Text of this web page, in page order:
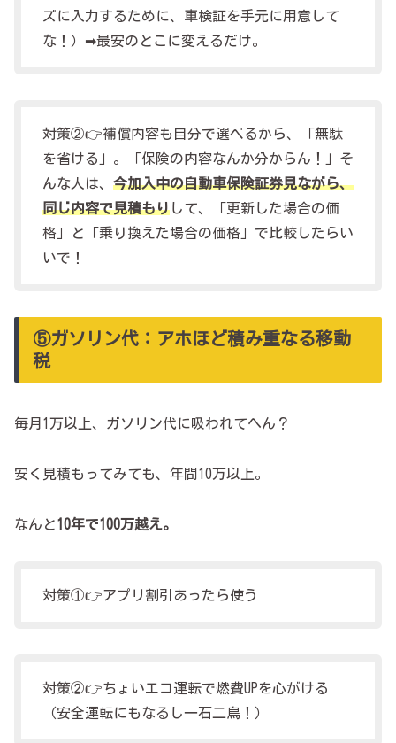
ズに入力するために、車検証を手元に用意して
な！）➡最安のとこに変えるだけ。
対策②👉補償内容も自分で選べるから、「無駄
を省ける」。「保険の内容なんか分からん！」そ
んな人は、 今加入中の自動車保険証券見ながら、
同じ内容で見積もりして、「更新した場合の価
格」と「乗り換えた場合の価格」で比較したらい
いで！
⑤ガソリン代：アホほど積み重なる移動
税
毎月1万以上、ガソリン代に吸われてへん？
安く見積もってみても、年間10万以上。
なんと10年で100万越え。
対策①👉アプリ割引あったら使う
対策②👉ちょいエコ運転で燃費UPを心がける
（安全運転にもなるし一石二鳥！）